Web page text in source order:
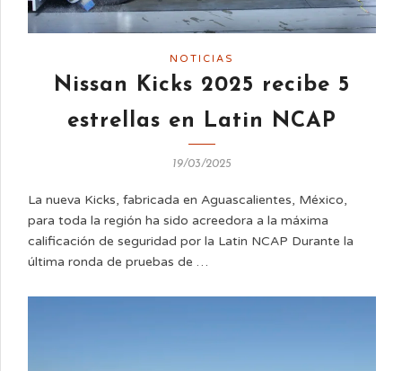
NOTICIAS
Nissan Kicks 2025 recibe 5
estrellas en Latin NCAP
19/03/2025
La nueva Kicks, fabricada en Aguascalientes, México,
para toda la región ha sido acreedora a la máxima
calificación de seguridad por la Latin NCAP Durante la
última ronda de pruebas de …